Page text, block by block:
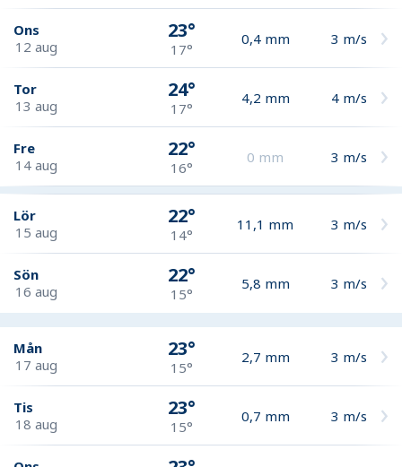
Ons
12 aug
23°
17°
0,4 mm 3 m/s
Tor
13 aug
24°
17°
4,2 mm 4 m/s
Fre
14 aug
22°
16°
0 mm 3 m/s
Lör
15 aug
22°
14°
11,1 mm 3 m/s
Sön
16 aug
22°
15°
5,8 mm 3 m/s
Mån
17 aug
23°
15°
2,7 mm 3 m/s
Tis
18 aug
23°
15°
0,7 mm 3 m/s